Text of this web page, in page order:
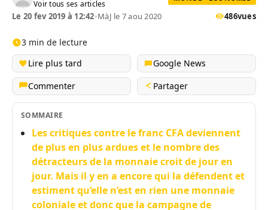
Voir tous ses articles
Le 20 fev 2019 à 12:42•MàJ le 7 aou 2020 486vues
3 min de lecture
Lire plus tard
Google News
Commenter
Partager
SOMMAIRE
Les critiques contre le franc CFA deviennent
de plus en plus ardues et le nombre des
détracteurs de la monnaie croit de jour en
jour. Mais il y en a encore qui la défendent et
estiment qu’elle n’est en rien une monnaie
coloniale et donc que la campagne de